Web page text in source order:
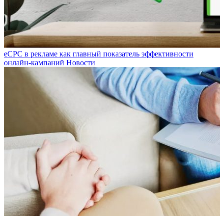
eCPC в рекламе как главный показатель эффективности
онлайн-кампаний Новости